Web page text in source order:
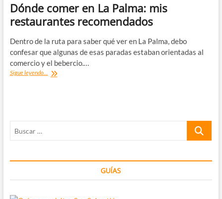
Dónde comer en La Palma: mis
restaurantes recomendados
Dentro de la ruta para saber qué ver en La Palma, debo
confesar que algunas de esas paradas estaban orientadas al
comercio y el bebercio.…
Sigue leyendo... Dónde
Buscar
GUÍAS